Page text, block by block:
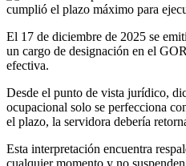
cumplió el plazo máximo para
El 17 de diciembre de 2025 se
un cargo de designación en el
efectiva.
Desde el punto de vista jurídico,
ocupacional solo se perfecciona
el plazo, la servidora debería
Esta interpretación encuentra
cualquier momento y no